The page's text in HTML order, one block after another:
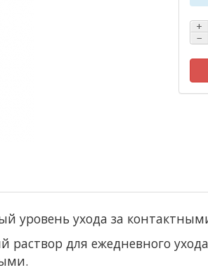
+
−
уровень ухода за
для ежедневного